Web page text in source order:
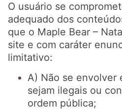
O usuário se
adequado dos
que o Maple Bear –
site e com caráter
limitativo:
A) Não se envolver
sejam ilegais ou
ordem pública;